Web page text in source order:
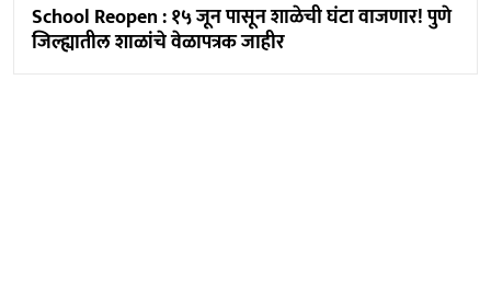
School Reopen : १५ जून पासून शाळेची घंटा वाजणार! पुणे
जिल्ह्यातील शाळांचे वेळापत्रक जाहीर